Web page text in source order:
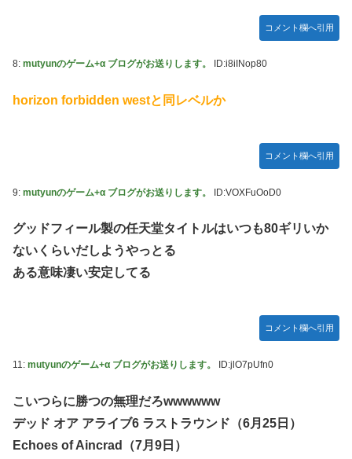
コメント欄へ引用
8: mutyunのゲーム+α ブログがお送りします。 ID:i8iINop80
horizon forbidden westと同レベルか
コメント欄へ引用
9: mutyunのゲーム+α ブログがお送りします。 ID:VOXFuOoD0
グッドフィール製の任天堂タイトルはいつも80ギリいか
ないくらいだしようやっとる
ある意味凄い安定してる
コメント欄へ引用
11: mutyunのゲーム+α ブログがお送りします。 ID:jlO7pUfn0
こいつらに勝つの無理だろwwwwww
デッド オア アライブ6 ラストラウンド（6月25日）
Echoes of Aincrad（7月9日）